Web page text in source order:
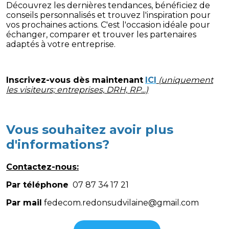
Découvrez les dernières tendances, bénéficiez de
conseils personnalisés et trouvez l'inspiration pour
vos prochaines actions. C'est l'occasion idéale pour
échanger, comparer et trouver les partenaires
adaptés à votre entreprise.
Inscrivez-vous dès maintenant ICI (uniquement
les visiteurs; entreprises, DRH, RP...)
Vous souhaitez avoir plus
d'informations?
Contactez-nous:
Par téléphone 07 87 34 17 21
Par mail fedecom.redonsudvilaine@gmail.com